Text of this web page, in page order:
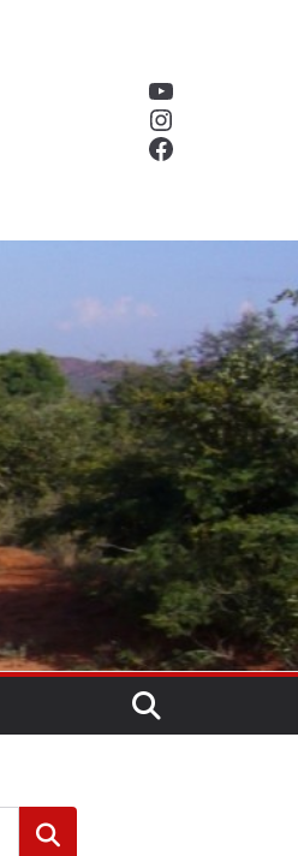
YouTube
Instagram
Facebook
Kategorien